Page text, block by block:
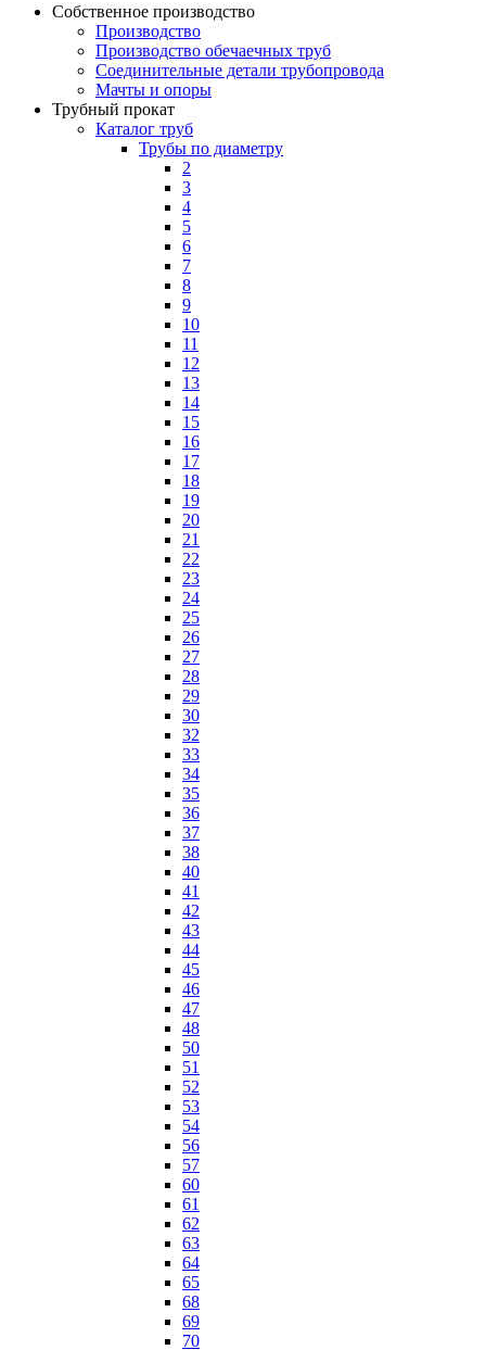
Собственное производство
Производство
Производство обечаечных труб
Соединительные детали трубопровода
Мачты и опоры
Трубный прокат
Каталог труб
Трубы по диаметру
2
3
4
5
6
7
8
9
10
11
12
13
14
15
16
17
18
19
20
21
22
23
24
25
26
27
28
29
30
32
33
34
35
36
37
38
40
41
42
43
44
45
46
47
48
50
51
52
53
54
56
57
60
61
62
63
64
65
68
69
70